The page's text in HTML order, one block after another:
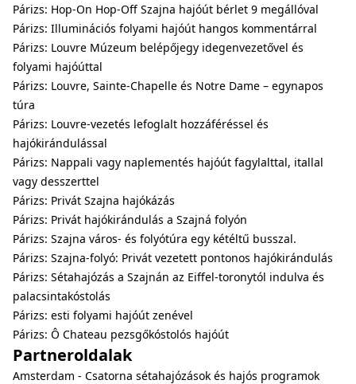
Párizs: Hop-On Hop-Off Szajna hajóút bérlet 9 megállóval
Párizs: Illuminációs folyami hajóút hangos kommentárral
Párizs: Louvre Múzeum belépőjegy idegenvezetővel és
folyami hajóúttal
Párizs: Louvre, Sainte-Chapelle és Notre Dame – egynapos
túra
Párizs: Louvre-vezetés lefoglalt hozzáféréssel és
hajókirándulással
Párizs: Nappali vagy naplementés hajóút fagylalttal, itallal
vagy desszerttel
Párizs: Privát Szajna hajókázás
Párizs: Privát hajókirándulás a Szajná folyón
Párizs: Szajna város- és folyótúra egy kétéltű busszal.
Párizs: Szajna-folyó: Privát vezetett pontonos hajókirándulás
Párizs: Sétahajózás a Szajnán az Eiffel-toronytól indulva és
palacsintakóstolás
Párizs: esti folyami hajóút zenével
Párizs: Ô Chateau pezsgőkóstolós hajóút
Partneroldalak
Amsterdam - Csatorna sétahajózások és hajós programok